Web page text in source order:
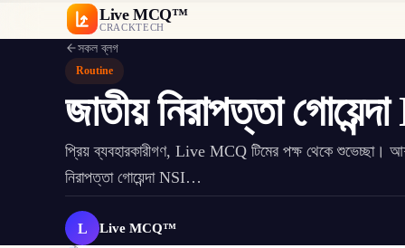
Live MCQ™
CRACKTECH
সকল ব্লগ
Routine
জাতীয় নিরাপত্তা
প্রিয় ব্যবহারকারীগণ, Live MCQ টিমের পক্ষ থেকে
নিরাপত্তা গোয়েন্দা NSI…
L Live MCQ™